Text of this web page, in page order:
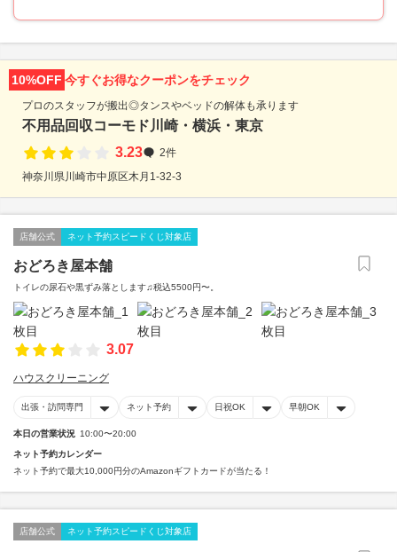
10%OFF 今すぐお得なクーポンをチェック
プロのスタッフが搬出◎タンスやベッドの解体も承ります
不用品回収コーモド川崎・横浜・東京
3.23
2件
神奈川県川崎市中原区木月1-32-3
店舗公式 ネット予約スピードくじ対象店
おどろき屋本舗
トイレの尿石や黒ずみ落とします♫税込5500円〜。
3.07
ハウスクリーニング
出張・訪問専門 ネット予約 日祝OK 早朝OK
本日の営業状況 10:00〜20:00
ネット予約カレンダー
ネット予約で最大10,000円分のAmazonギフトカードが当たる！
店舗公式 ネット予約スピードくじ対象店